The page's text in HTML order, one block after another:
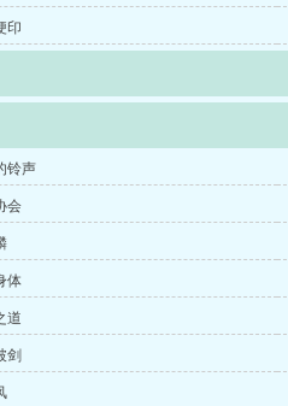
印
铃声
会
体
道
剑